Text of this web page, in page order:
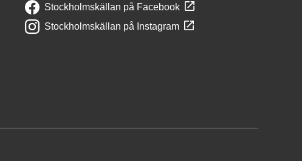
Stockholmskällan på Facebook
Stockholmskällan på Instagram